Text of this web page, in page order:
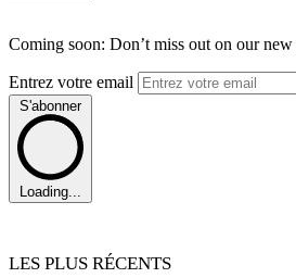
Coming soon: Don’t miss out on our
Entrez votre email
S'abonner
Loading...
LES PLUS RÉCENTS